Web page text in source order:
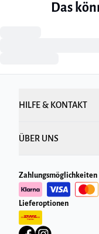
Das
HILFE & KONTAKT
ÜBER UNS
Zahlungsmöglichkeiten
Lieferoptionen